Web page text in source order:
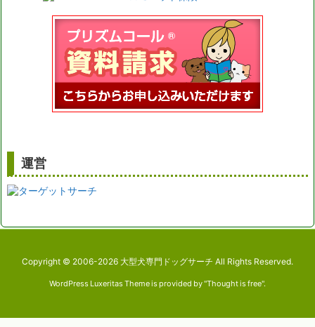
運営
Copyright © 2006-2026 大型犬専門ドッグサーチ All Rights Reserved.
WordPress Luxeritas Theme is provided by "Thought is free".